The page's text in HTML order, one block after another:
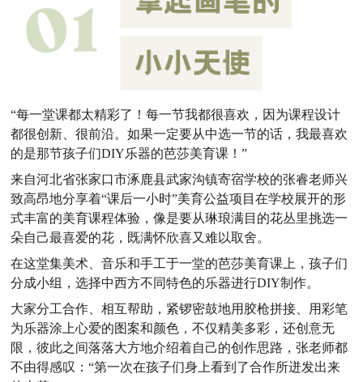
“每一堂课都太精彩了！每一节我都很喜欢，因为课程设计
都很创新、很前沿。如果一定要从中选一节的话，我最喜欢
的是那节孩子们DIY乐器的芭莎美育课！”
来自河北省张家口市涿鹿县武家沟镇寄宿学校的张睿老师兴
致高昂地分享着“课后一小时”美育公益项目在学校展开的形
式丰富的美育课程体验，像是要从琳琅满目的花丛里挑选一
朵自己最喜爱的花，既满怀欣喜又难以取舍。
在这堂集美术、音乐和手工于一堂的芭莎美育课上，孩子们
分成小组，选择中西方不同特色的乐器进行DIY制作。
大家分工合作、相互帮助，紧锣密鼓地用胶枪拼接、用彩笔
为乐器涂上心爱的图案和颜色，不仅精美多彩，还创意无
限，彼此之间落落大方地介绍着自己的创作思路，张老师都
不由得感叹：“第一次在孩子们身上看到了合作所迸发出来